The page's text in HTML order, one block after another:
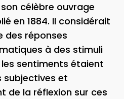
célèbre ouvrage
en 1884. Il considérait
des réponses
à des stimuli
sentiments étaient
subjectives et
de la réflexion sur ces